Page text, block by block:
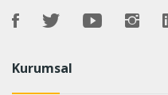
Kurumsal